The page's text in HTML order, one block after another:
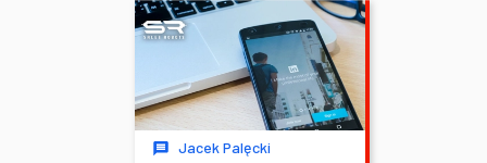
Jacek Palęcki